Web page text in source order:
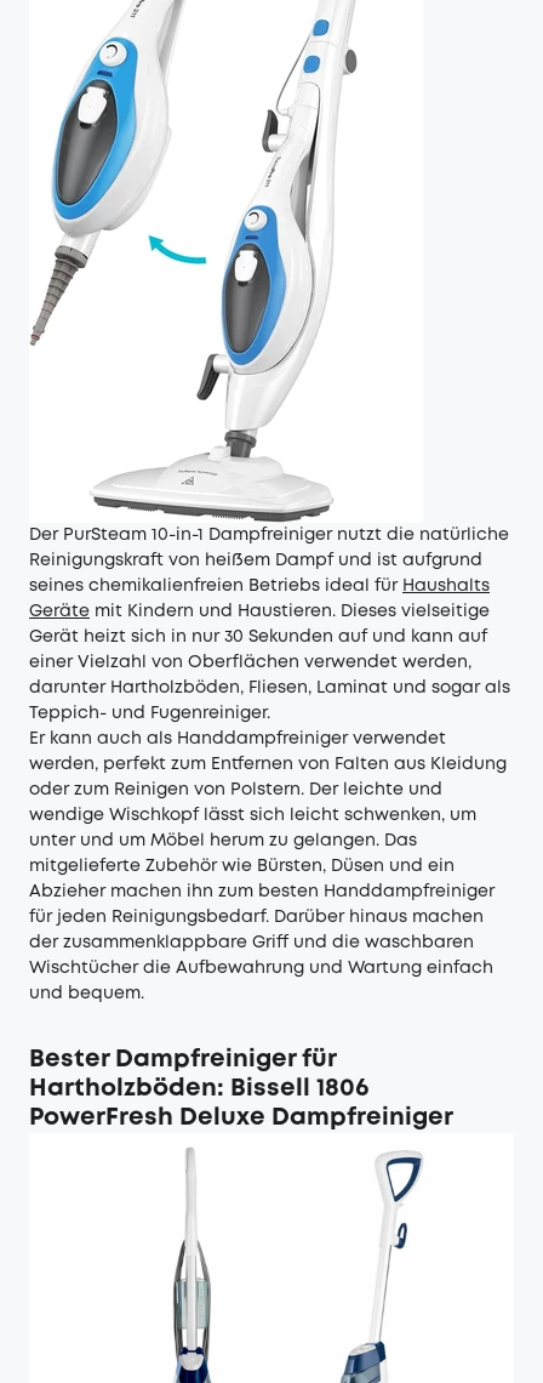
Der PurSteam 10-in-1 Dampfreiniger nutzt die natürliche
Reinigungskraft von heißem Dampf und ist aufgrund
seines chemikalienfreien Betriebs ideal für Haushalts
Geräte mit Kindern und Haustieren. Dieses vielseitige
Gerät heizt sich in nur 30 Sekunden auf und kann auf
einer Vielzahl von Oberflächen verwendet werden,
darunter Hartholzböden, Fliesen, Laminat und sogar als
Teppich- und Fugenreiniger.
Er kann auch als Handdampfreiniger verwendet
werden, perfekt zum Entfernen von Falten aus Kleidung
oder zum Reinigen von Polstern. Der leichte und
wendige Wischkopf lässt sich leicht schwenken, um
unter und um Möbel herum zu gelangen. Das
mitgelieferte Zubehör wie Bürsten, Düsen und ein
Abzieher machen ihn zum besten Handdampfreiniger
für jeden Reinigungsbedarf. Darüber hinaus machen
der zusammenklappbare Griff und die waschbaren
Wischtücher die Aufbewahrung und Wartung einfach
und bequem.
Bester Dampfreiniger für
Hartholzböden: Bissell 1806
PowerFresh Deluxe Dampfreiniger